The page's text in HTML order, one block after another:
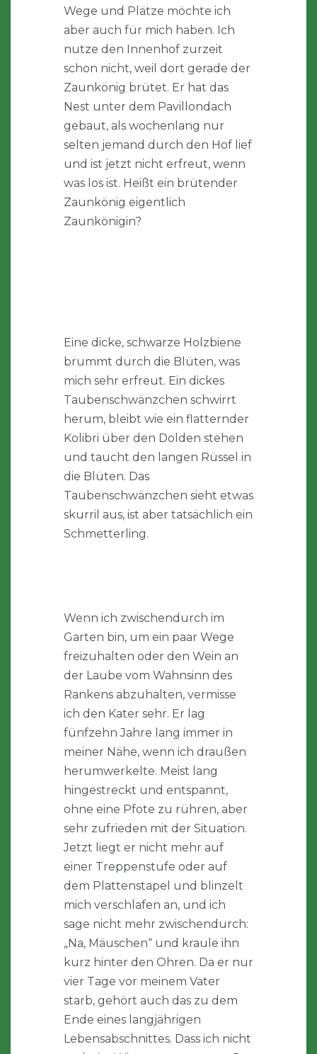
Wege und Plätze möchte ich
aber auch für mich haben. Ich
nutze den Innenhof zurzeit
schon nicht, weil dort gerade der
Zaunkönig brütet. Er hat das
Nest unter dem Pavillondach
gebaut, als wochenlang nur
selten jemand durch den Hof lief
und ist jetzt nicht erfreut, wenn
was los ist. Heißt ein brütender
Zaunkönig eigentlich
Zaunkönigin?
Eine dicke, schwarze Holzbiene
brummt durch die Blüten, was
mich sehr erfreut. Ein dickes
Taubenschwänzchen schwirrt
herum, bleibt wie ein flatternder
Kolibri über den Dolden stehen
und taucht den langen Rüssel in
die Blüten. Das
Taubenschwänzchen sieht etwas
skurril aus, ist aber tatsächlich ein
Schmetterling.
Wenn ich zwischendurch im
Garten bin, um ein paar Wege
freizuhalten oder den Wein an
der Laube vom Wahnsinn des
Rankens abzuhalten, vermisse
ich den Kater sehr. Er lag
fünfzehn Jahre lang immer in
meiner Nähe, wenn ich draußen
herumwerkelte. Meist lang
hingestreckt und entspannt,
ohne eine Pfote zu rühren, aber
sehr zufrieden mit der Situation.
Jetzt liegt er nicht mehr auf
einer Treppenstufe oder auf
dem Plattenstapel und blinzelt
mich verschlafen an, und ich
sage nicht mehr zwischendurch:
„Na, Mäuschen“ und kraule ihn
kurz hinter den Ohren. Da er nur
vier Tage vor meinem Vater
starb, gehört auch das zu dem
Ende eines langjährigen
Lebensabschnittes. Dass ich nicht